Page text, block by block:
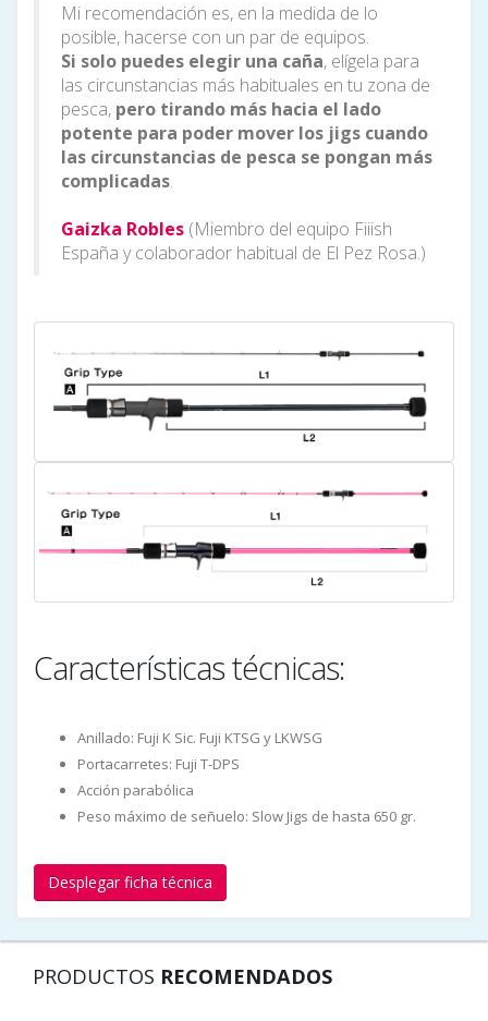
Mi recomendación es, en la medida de lo
posible, hacerse con un par de equipos.
Si solo puedes elegir una caña, elígela para
las circunstancias más habituales en tu zona de
pesca, pero tirando más hacia el lado
potente para poder mover los jigs cuando
las circunstancias de pesca se pongan más
complicadas.
Gaizka Robles (Miembro del equipo Fiiish
España y colaborador habitual de El Pez Rosa.)
Características técnicas:
Anillado: Fuji K Sic. Fuji KTSG y LKWSG
Portacarretes: Fuji T-DPS
Acción parabólica
Peso máximo de señuelo: Slow Jigs de hasta 650 gr.
Desplegar ficha técnica
PRODUCTOS RECOMENDADOS